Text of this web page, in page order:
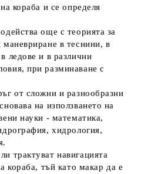
кораба и се определя
още с теорията за
в теснини, в
ледове и в различни
при разминаване с
от сложни и разнообразни
на използването на
науки - математика,
хидрология,
трактуватнавигацията
кораба, тъй като макар да е